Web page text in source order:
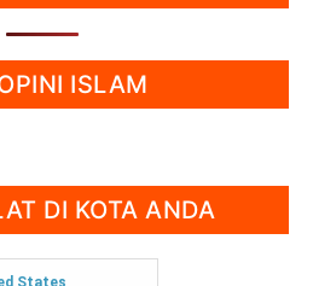
ISLAM
DI KOTA ANDA